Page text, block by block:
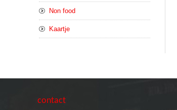
Non food
Kaartje
contact